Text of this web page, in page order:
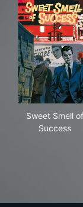
Sweet Smell of
Success